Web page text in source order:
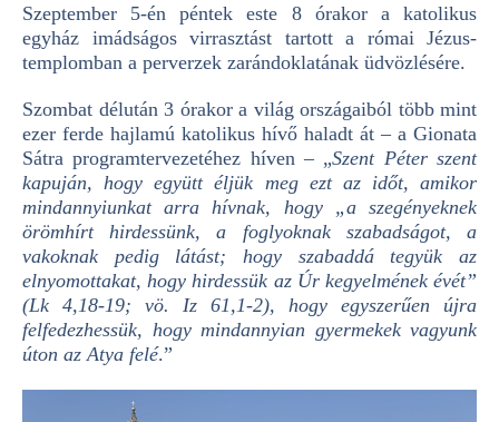
Szeptember 5-én péntek este 8 órakor a katolikus
egyház imádságos virrasztást tartott a római Jézus-
templomban a perverzek zarándoklatának üdvözlésére.
Szombat délután 3 órakor a világ országaiból több mint
ezer ferde hajlamú katolikus hívő haladt át – a Gionata
Sátra programtervezetéhez híven – „Szent Péter szent
kapuján, hogy együtt éljük meg ezt az időt, amikor
mindannyiunkat arra hívnak, hogy „a szegényeknek
örömhírt hirdessünk, a foglyoknak szabadságot, a
vakoknak pedig látást; hogy szabaddá tegyük az
elnyomottakat, hogy hirdessük az Úr kegyelmének évét”
(Lk 4,18-19; vö. Iz 61,1-2), hogy egyszerűen újra
felfedezhessük, hogy mindannyian gyermekek vagyunk
úton az Atya felé.”